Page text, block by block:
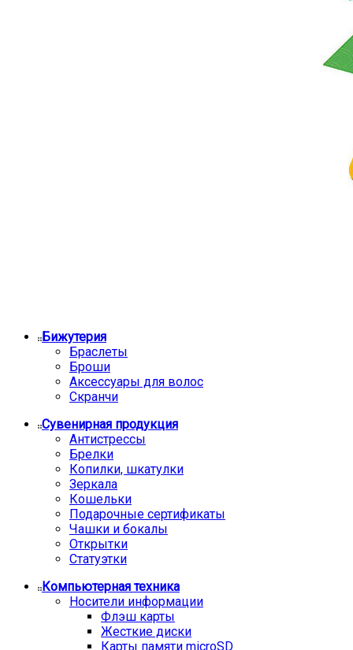
Бижутерия
Браслеты
Броши
Аксессуары для волос
Скранчи
Сувенирная продукция
Антистрессы
Брелки
Копилки, шкатулки
Зеркала
Кошельки
Подарочные сертификаты
Чашки и бокалы
Открытки
Статуэтки
Компьютерная техника
Носители информации
Флэш карты
Жесткие диски
Карты памяти microSD